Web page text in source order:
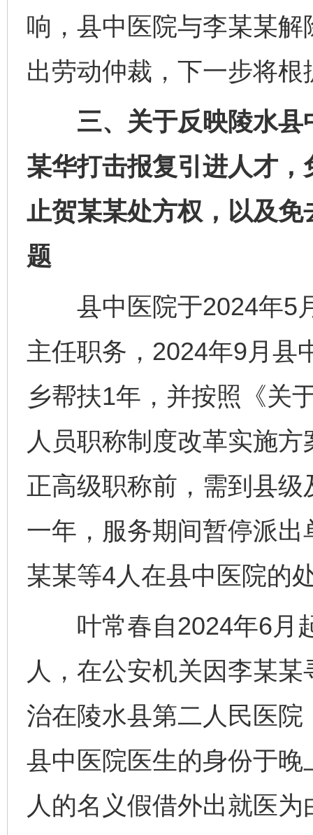
响，县中医院与李某某
出劳动仲裁，下一步将
三、关于反映陵水县
某华打击报复引进人才
止贺某某处方权，以及
题
县中医院于2024年5
主任职务，2024年9月县
乡帮扶1年，并按照《关
人员职称制度改革实施
正高级职称前，需到县
一年，服务期间暂停派出
某某等4人在县中医院的
叶常春自2024年6月
人，在公安机关因李某
治在陵水县第二人民医
县中医院医生的身份于
人的名义假借外出就医